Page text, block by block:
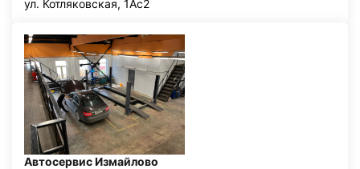
ул. Котляковская, 1Ас2
Автосервис Измайлово